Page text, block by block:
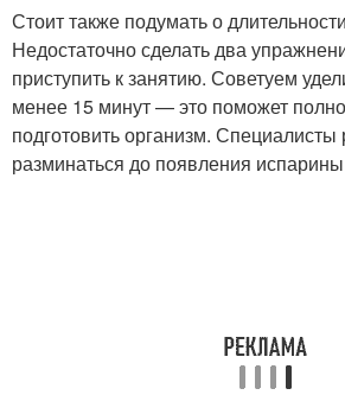
Стоит также подумать о
Недостаточно сделать два
приступить к занятию. Советуем
менее 15 минут — это поможет
подготовить организм.
разминаться до появления